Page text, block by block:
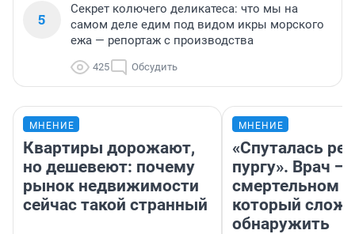
5
Секрет колючего деликатеса: что мы на
самом деле едим под видом икры морского
ежа — репортаж с производства
425 Обсудить
МНЕНИЕ
Квартиры дорожают,
но дешевеют: почему
рынок недвижимости
сейчас такой странный
МНЕНИЕ
«Спуталась
пургу». Врач —
смертельном
который
обнаружить